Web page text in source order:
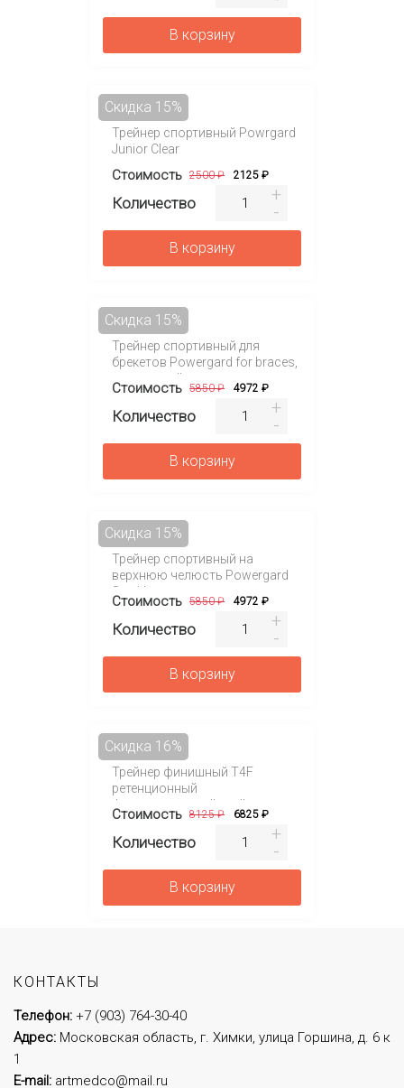
В корзину
Трейнер спортивный Powrgard
Junior Clear
Стоимость
Скидка 15%
2500 ₽ 2125 ₽
Количество
В корзину
Трейнер спортивный для
брекетов Powergard for braces,
для верхней челюсти
Стоимость
Скидка 15%
5850 ₽ 4972 ₽
Количество
В корзину
Трейнер спортивный на
верхнюю челюсть Powergard
Stealth
Стоимость
Скидка 15%
5850 ₽ 4972 ₽
Количество
В корзину
Трейнер финишный T4F
ретенционный
функциональный трейнер
Стоимость
Скидка 16%
8125 ₽ 6825 ₽
Количество
В корзину
КОНТАКТЫ
Телефон: +7 (903) 764-30-40
Адрес: Московская область, г. Химки, улица Горшина, д. 6 к
1
E-mail: artmedco@mail.ru